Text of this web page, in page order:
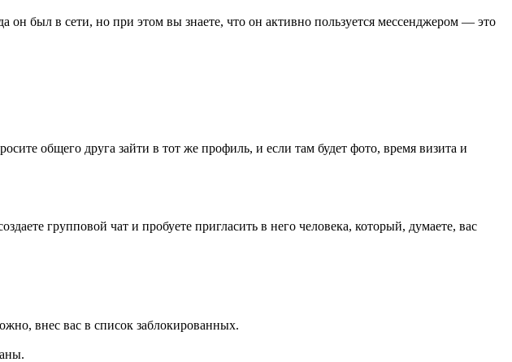
он был в сети, но при этом вы знаете, что он активно пользуется мессенджером — это
общего друга зайти в тот же профиль, и если там будет фото, время визита и
групповой чат и пробуете пригласить в него человека, который, думаете, вас
внес вас в список заблокированных.